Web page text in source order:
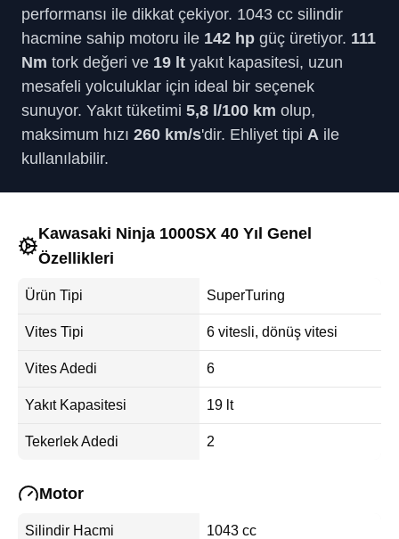
performansı ile dikkat çekiyor. 1043 cc silindir
hacmine sahip motoru ile 142 hp güç üretiyor. 111
Nm tork değeri ve 19 lt yakıt kapasitesi, uzun
mesafeli yolculuklar için ideal bir seçenek
sunuyor. Yakıt tüketimi 5,8 l/100 km olup,
maksimum hızı 260 km/s'dir. Ehliyet tipi A ile
kullanılabilir.
Kawasaki Ninja 1000SX 40 Yıl Genel
Özellikleri
Ürün Tipi SuperTuring
Vites Tipi 6 vitesli, dönüş vitesi
Vites Adedi 6
Yakıt Kapasitesi 19 lt
Tekerlek Adedi 2
Motor
Silindir Hacmi 1043 cc